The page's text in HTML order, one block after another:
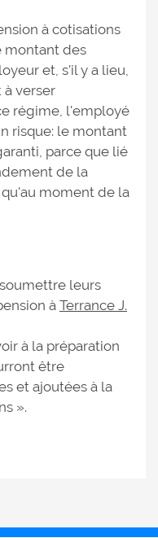
à cotisations
montant des
et, s'il y a lieu,
verser
régime, l'employé
risque: le montant
parce que lié
de la
moment de la
leurs
à Terrance J.
à la préparation
être
et ajoutées à la
».